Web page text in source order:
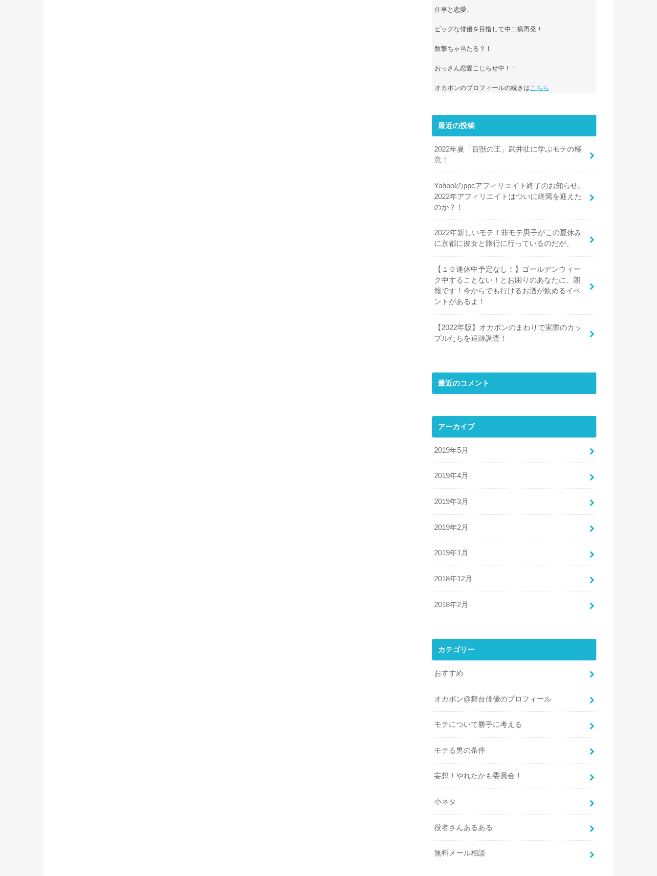
仕事と恋愛、
ビッグな俳優を目指して中二病再発！
数撃ちゃ当たる？！
おっさん恋愛こじらせ中！！
オカポンのプロフィールの続きは こちら
最近の投稿
2022年夏「百獣の王」武井壮に学ぶモテの極
意！
Yahoo!のppcアフィリエイト終了のお知らせ。
2022年アフィリエイトはついに終焉を迎えた
のか？！
2022年新しいモテ！非モテ男子がこの夏休み
に京都に彼女と旅行に行っているのだが。
【１０連休中予定なし！】ゴールデンウィー
ク中することない！とお困りのあなたに、朗
報です！今からでも行けるお酒が飲めるイベ
ントがあるよ！
【2022年版】オカポンのまわりで実際のカッ
プルたちを追跡調査！
最近のコメント
アーカイブ
2019年5月
2019年4月
2019年3月
2019年2月
2019年1月
2018年12月
2018年2月
カテゴリー
おすすめ
オカポン@舞台俳優のプロフィール
モテについて勝手に考える
モテる男の条件
妄想！やれたかも委員会！
小ネタ
役者さんあるある
無料メール相談